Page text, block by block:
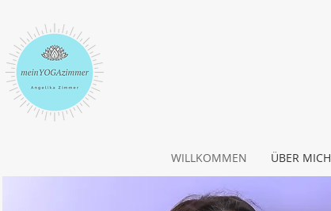
WILLKOMMEN ÜBER MICH